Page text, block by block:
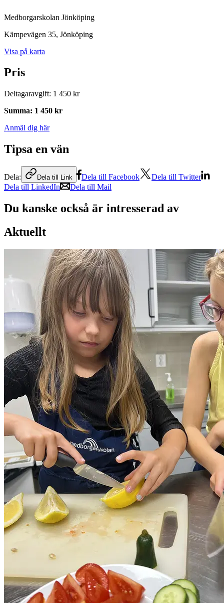
Medborgarskolan Jönköping
Kämpevägen 35, Jönköping
Visa på karta
Pris
Deltagaravgift: 1 450 kr
Summa: 1 450 kr
Anmäl dig här
Tipsa en vän
Dela: Dela till Link Dela till Facebook
Dela till Twitter
Dela till LinkedIn
Dela till Mail
Du kanske också är intresserad av
Aktuellt